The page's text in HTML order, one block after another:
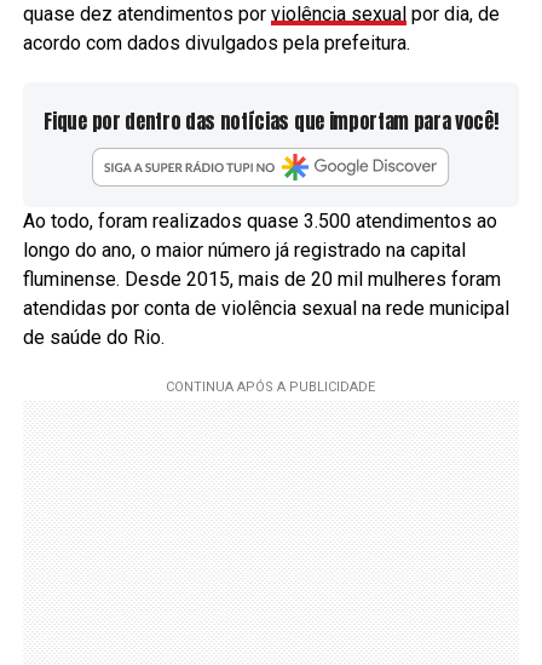
quase dez atendimentos por violência sexualpor dia, de
acordo com dados divulgados pela prefeitura.
Fique por dentro das notícias que importam para você!
Ao todo, foram realizados quase 3.500 atendimentos ao
longo do ano, o maior número já registrado na capital
fluminense. Desde 2015, mais de 20 mil mulheres foram
atendidas por conta de violência sexual na rede municipal
de saúde do Rio.